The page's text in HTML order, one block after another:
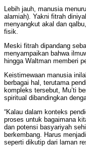
Lebih jauh, manusia
alamiah). Yakni fitrah
menyangkut akal dan
fisik.
Meski fitrah dipandang
menyampaikan bahwa
hingga Waltman memberi
Keistimewaan manusia
berbagai hal, terutama
kompleks tersebut, Mu’ti
spiritual dibandingkan
“Kalau dalam konteks
proses untuk bagaimana
dan potensi basyariyah
berkembang. Harus
seperti dikutip dari laman